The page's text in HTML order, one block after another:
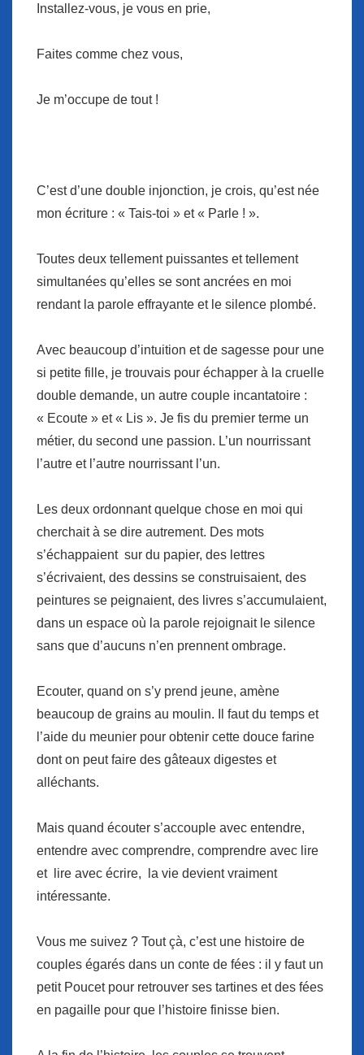
Installez-vous, je vous en prie,
Faites comme chez vous,
Je m’occupe de tout !
C’est d’une double injonction, je crois, qu’est née
mon écriture : « Tais-toi » et « Parle ! ».
Toutes deux tellement puissantes et tellement
simultanées qu’elles se sont ancrées en moi
rendant la parole effrayante et le silence plombé.
Avec beaucoup d’intuition et de sagesse pour une
si petite fille, je trouvais pour échapper à la cruelle
double demande, un autre couple incantatoire :
« Ecoute » et « Lis ». Je fis du premier terme un
métier, du second une passion. L’un nourrissant
l’autre et l’autre nourrissant l’un.
Les deux ordonnant quelque chose en moi qui
cherchait à se dire autrement. Des mots
s’échappaient sur du papier, des lettres
s’écrivaient, des dessins se construisaient, des
peintures se peignaient, des livres s’accumulaient,
dans un espace où la parole rejoignait le silence
sans que d’aucuns n’en prennent ombrage.
Ecouter, quand on s’y prend jeune, amène
beaucoup de grains au moulin. Il faut du temps et
l’aide du meunier pour obtenir cette douce farine
dont on peut faire des gâteaux digestes et
alléchants.
Mais quand écouter s’accouple avec entendre,
entendre avec comprendre, comprendre avec lire
et lire avec écrire, la vie devient vraiment
intéressante.
Vous me suivez ? Tout çà, c’est une histoire de
couples égarés dans un conte de fées : il y faut un
petit Poucet pour retrouver ses tartines et des fées
en pagaille pour que l’histoire finisse bien.